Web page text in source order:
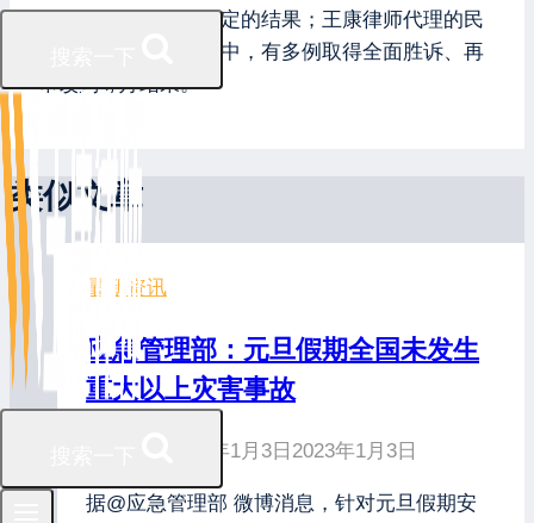
法、撤销行政处罚决定的结果；王康律师代理的民
商事诉讼与仲裁案件中，有多例取得全面胜诉、再
审改判等好结果。
类似文章
最新资讯
应急管理部：元旦假期全国未发生
重大以上灾害事故
2023年1月3日 2023年1月3日
据@应急管理部 微博消息，针对元旦假期安